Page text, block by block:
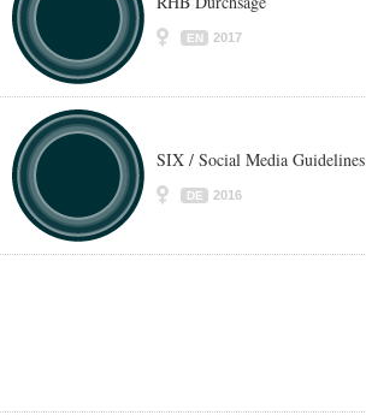
EN 2017
SIX / Social Media Guidelines
DE 2016